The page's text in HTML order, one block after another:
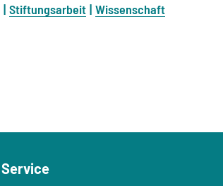
Stiftungsarbeit Wissenschaft
Service